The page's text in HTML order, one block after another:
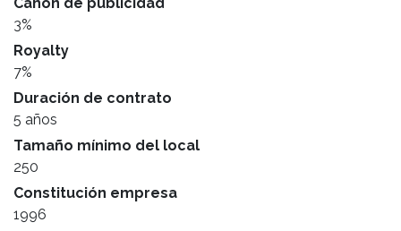
3%
Royalty
7%
Duración de contrato
5 años
Tamaño mínimo del local
250
Constitución empresa
1996